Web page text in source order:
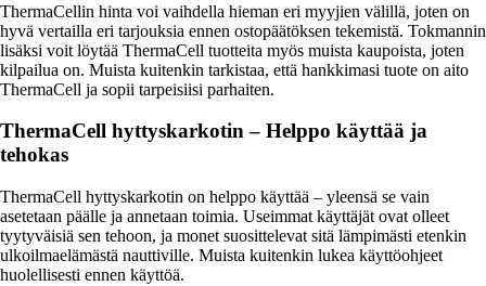
ThermaCellin hinta voi vaihdella hieman eri myyjien välillä, joten on
hyvä vertailla eri tarjouksia ennen ostopäätöksen tekemistä. Tokmannin
lisäksi voit löytää ThermaCell tuotteita myös muista kaupoista, joten
kilpailua on. Muista kuitenkin tarkistaa, että hankkimasi tuote on aito
ThermaCell ja sopii tarpeisiisi parhaiten.
ThermaCell hyttyskarkotin – Helppo käyttää ja
tehokas
ThermaCell hyttyskarkotin on helppo käyttää – yleensä se vain
asetetaan päälle ja annetaan toimia. Useimmat käyttäjät ovat olleet
tyytyväisiä sen tehoon, ja monet suosittelevat sitä lämpimästi etenkin
ulkoilmaelämästä nauttiville. Muista kuitenkin lukea käyttöohjeet
huolellisesti ennen käyttöä.